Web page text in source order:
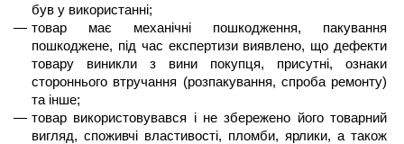
був у використанні;
товар має механічні пошкодження, пакування
пошкоджене, під час експертизи виявлено, що дефекти
товару виникли з вини покупця, присутні, ознаки
стороннього втручання (розпакування, спроба ремонту)
та інше;
товар використовувався і не збережено його товарний
вигляд, споживчі властивості, пломби, ярлики, а також